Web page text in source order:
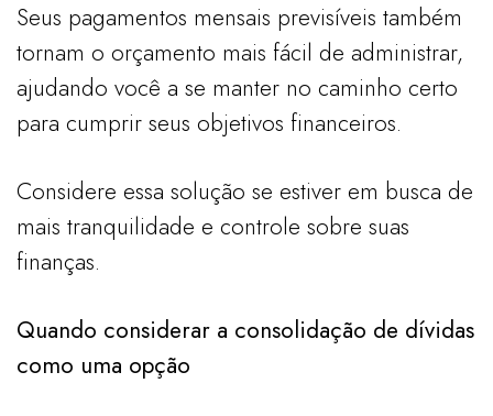
Seus pagamentos mensais previsíveis também
tornam o orçamento mais fácil de administrar,
ajudando você a se manter no caminho certo
para cumprir seus objetivos financeiros.
Considere essa solução se estiver em busca de
mais tranquilidade e controle sobre suas
finanças.
Quando considerar a consolidação de dívidas
como uma opção